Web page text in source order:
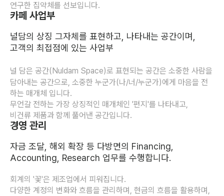
연구한 집약체를 선보입니다.
카페 사업부
​널담의 상징 그자체를 표현하고, 나타내는 공간이며,
고객의 최접점에 있는 사업부
널 담은 공간(Nuldam Space)로 표현되는 공간은 소중한 사람을
담아내는 공간으로, 소중한 누군가(나/너/누군가)에게 마음을 전
하는 매개체 입니다.
무언갈 전하는 가장 상징적인 매개체인 '편지'를 나타내고,
비건류 제품과 함께 풀어낸 공간입니다.
경영 관리
​자금 조달, 해외 확장 등 다방면의 Financing,
Accounting, Research 업무를 수행합니다.
​회계의 '꽃'은 제조업에서 피워집니다.
다양한 계정의 변화와 흐름을 관리하며, 현금의 흐름을 활용하며,